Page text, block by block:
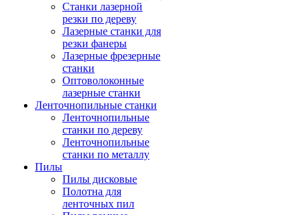
Станки лазерной
резки по дереву
Лазерные станки для
резки фанеры
Лазерные фрезерные
станки
Оптоволоконные
лазерные станки
Ленточнопильные станки
Ленточнопильные
станки по дереву
Ленточнопильные
станки по металлу
Пилы
Пилы дисковые
Полотна для
ленточных пил